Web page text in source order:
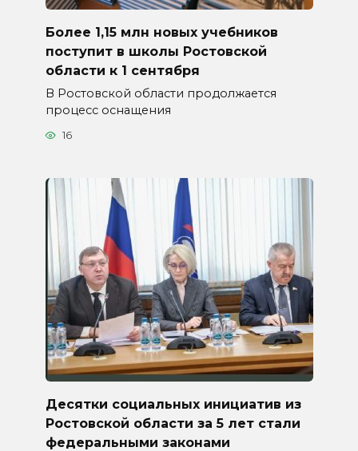
Более 1,15 млн новых учебников
поступит в школы Ростовской
области к 1 сентября
В Ростовской области продолжается
процесс оснащения
16
Десятки социальных инициатив из
Ростовской области за 5 лет стали
федеральными законами